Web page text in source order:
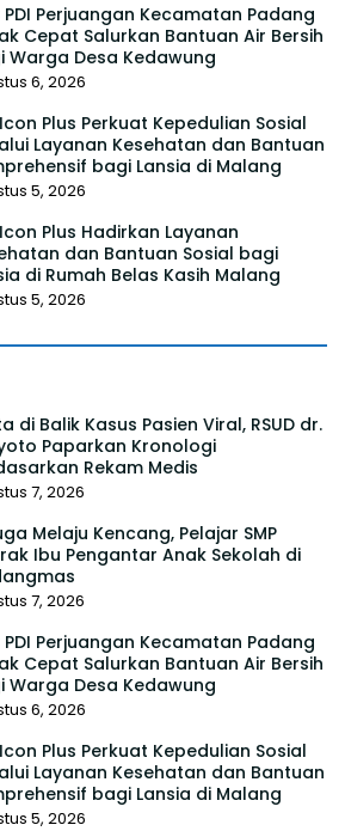
PDI Perjuangan Kecamatan Padang
Cepat Salurkan Bantuan Air Bersih
Warga Desa Kedawung
6, 2026
Icon Plus Perkuat Kepedulian Sosial
Layanan Kesehatan dan Bantuan
bagi Lansia di Malang
5, 2026
Icon Plus Hadirkan Layanan
dan Bantuan Sosial bagi
di Rumah Belas Kasih Malang
5, 2026
di Balik Kasus Pasien Viral, RSUD dr.
Paparkan Kronologi
Rekam Medis
7, 2026
Melaju Kencang, Pelajar SMP
Ibu Pengantar Anak Sekolah di
7, 2026
PDI Perjuangan Kecamatan Padang
Cepat Salurkan Bantuan Air Bersih
Warga Desa Kedawung
6, 2026
Icon Plus Perkuat Kepedulian Sosial
Layanan Kesehatan dan Bantuan
bagi Lansia di Malang
5, 2026